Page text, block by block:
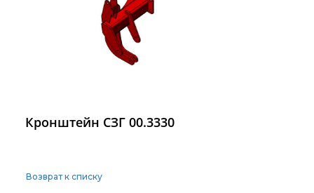
Кронштейн СЗГ 00.3330
Возврат к списку